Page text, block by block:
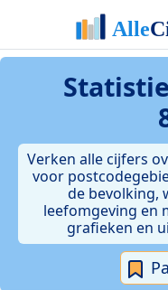
Verken alle cijfers
voor
de bevolking,
leefomgeving en
grafieken en